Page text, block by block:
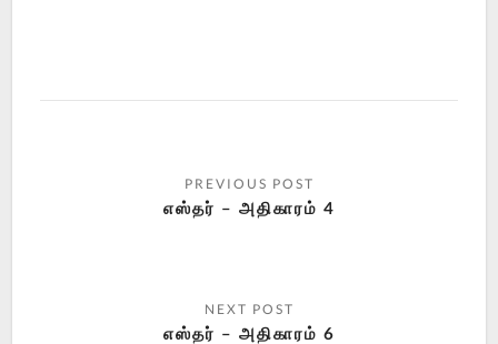
எஸ்தர் – அதிகாரம் 4
எஸ்தர் – அதிகாரம் 6